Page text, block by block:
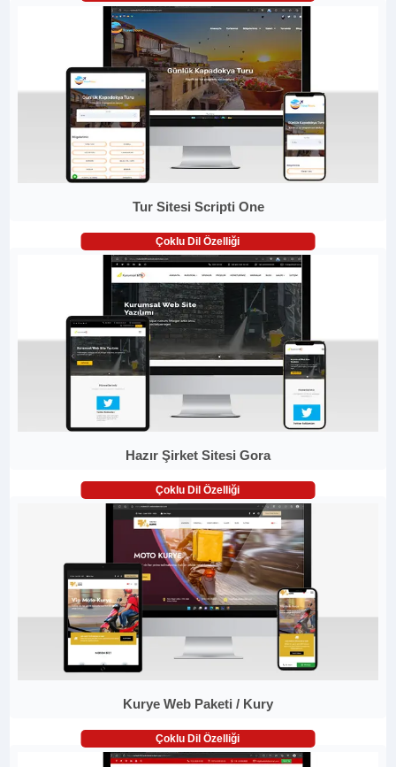
Tur Sitesi Scripti One
Çoklu Dil Özelliği
Hazır Şirket Sitesi Gora
Çoklu Dil Özelliği
Kurye Web Paketi / Kury
Çoklu Dil Özelliği